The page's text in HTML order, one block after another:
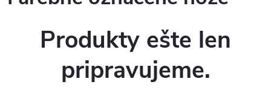
Produkty ešte len
pripravujeme.